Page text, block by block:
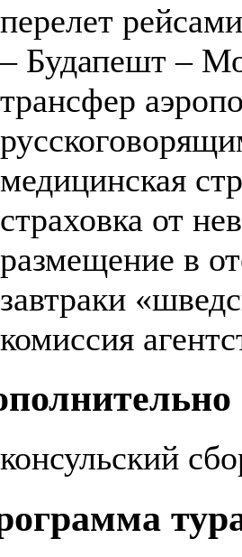
перелет
– Будапешт –
трансфер
медицинская
страховка от
размещение в
завтраки
комиссия
консульский